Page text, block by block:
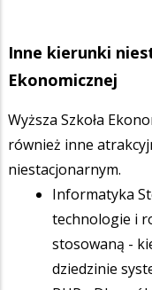
Inne kierunki
Ekonomicznej
Wyższa Szkoła
również inne
niestacjonarnym.
Informatyka
technologie i
stosowaną -
dziedzinie